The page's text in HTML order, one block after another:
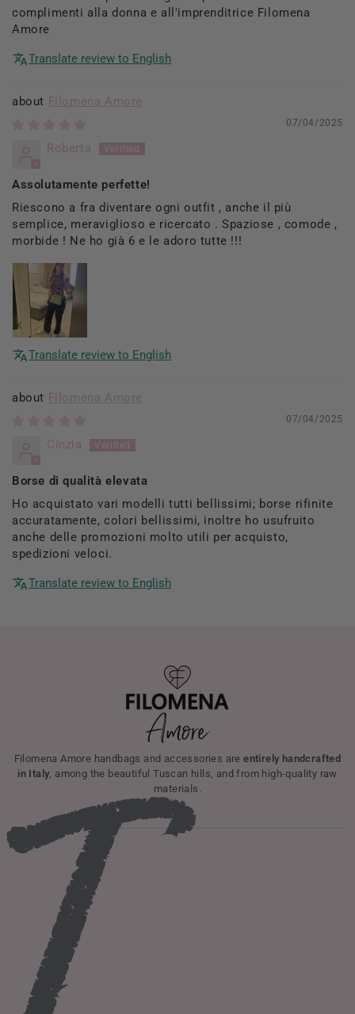
complimenti alla donna e all'imprenditrice Filomena
Amore
Translate review to English
Filomena Amore
07/04/2025
Roberta
Assolutamente perfette!
Riescono a fra diventare ogni outfit , anche il più
semplice, meraviglioso e ricercato . Spaziose , comode ,
morbide ! Ne ho già 6 e le adoro tutte !!!
Translate review to English
Filomena Amore
07/04/2025
Cinzia
Borse di qualità elevata
Ho acquistato vari modelli tutti bellissimi; borse rifinite
accuratamente, colori bellissimi, inoltre ho usufruito
anche delle promozioni molto utili per acquisto,
spedizioni veloci.
Translate review to English
Filomena Amore handbags and accessories areentirely handcrafted
in Italy , among the beautiful Tuscan hills, and from high-quality raw
materials.